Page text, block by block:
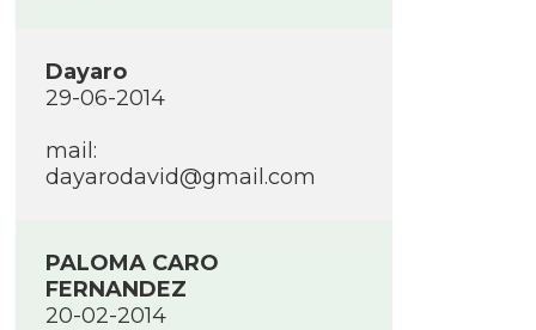
Dayaro
29-06-2014
mail:
dayarodavid@gmail.com
PALOMA CARO
FERNANDEZ
20-02-2014